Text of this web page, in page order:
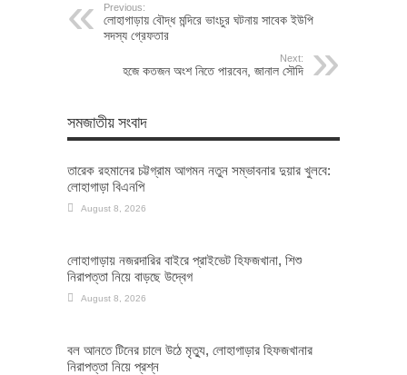
Previous:
লোহাগাড়ায় বৌদ্ধ মন্দিরে ভাংচুর ঘটনায় সাবেক ইউপি
সদস্য গ্রেফতার
Next:
হজে কতজন অংশ নিতে পারবেন, জানাল সৌদি
সমজাতীয় সংবাদ
তারেক রহমানের চট্টগ্রাম আগমন নতুন সম্ভাবনার দুয়ার খুলবে:
লোহাগাড়া বিএনপি
August 8, 2026
লোহাগাড়ায় নজরদারির বাইরে প্রাইভেট হিফজখানা, শিশু
নিরাপত্তা নিয়ে বাড়ছে উদ্বেগ
August 8, 2026
বল আনতে টিনের চালে উঠে মৃত্যু, লোহাগাড়ার হিফজখানার
নিরাপত্তা নিয়ে প্রশ্ন